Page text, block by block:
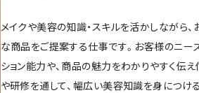
メイクや美容の知識・スキルを活かしながら
な商品をご提案する仕事です。お客様のニ
ション能力や、商品の魅力をわかりやすく伝
や研修を通して、幅広い美容知識を身につけ